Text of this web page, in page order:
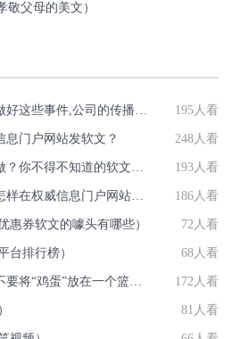
敬父母的美文）
[营销技巧]营销软文可以做好这些事件,公司的传播效果也能得到保证 195人看
息门户网站发软文？ 248人看
[营销技巧]公司宣传怎么做？你不得不知道的软文推广五个优势！ 193人看
[营销技巧]阀门制造企业怎样在权威信息门户网站发稿? 186人看
惠券软文的噱头有哪些） 72人看
台排行榜） 68人看
[营销技巧]软文营销宣传不要将“鸡蛋”放在一个篮子里 172人看
81人看